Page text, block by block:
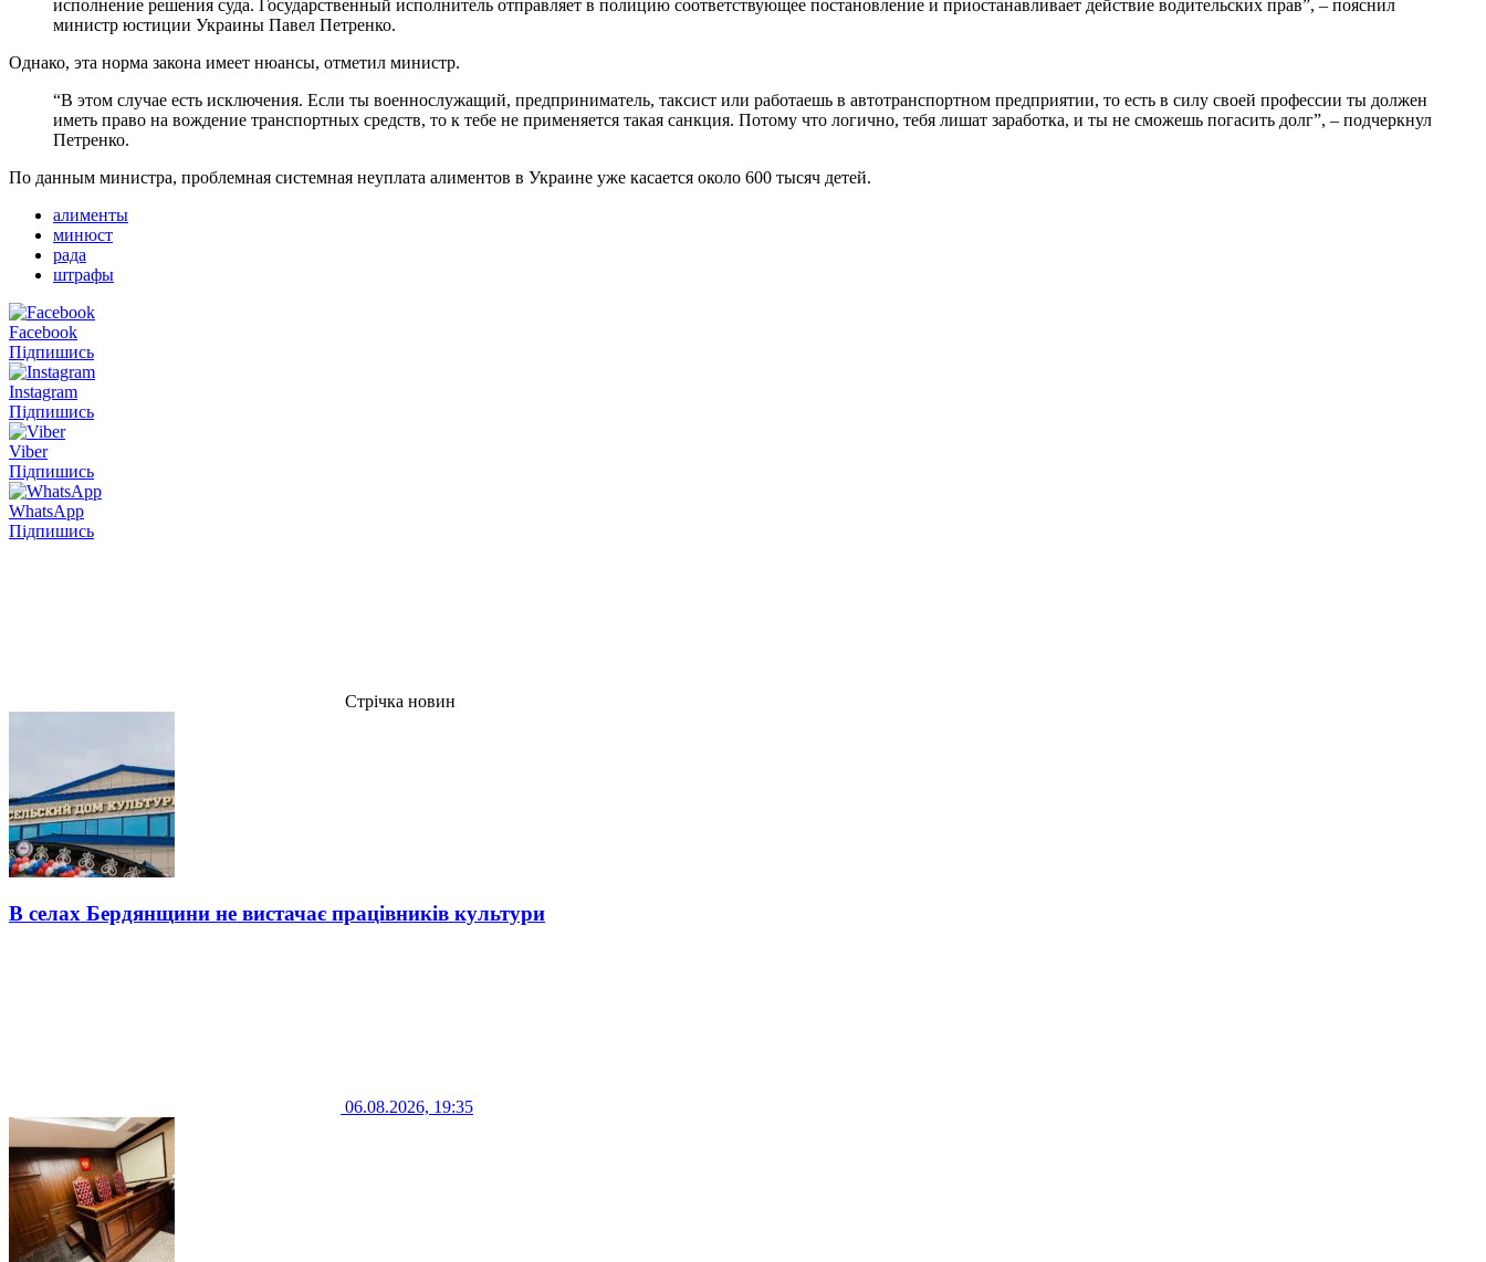
исполнение решения суда. Государственный исполнитель отправляет в полицию соответствующее постановление и приостанавливает действие водительских прав”, – пояснил
министр юстиции Украины Павел Петренко.
Однако, эта норма закона имеет нюансы, отметил министр.
“В этом случае есть исключения. Если ты военнослужащий, предприниматель, таксист или работаешь в автотранспортном предприятии, то есть в силу своей профессии ты должен
иметь право на вождение транспортных средств, то к тебе не применяется такая санкция. Потому что логично, тебя лишат заработка, и ты не сможешь погасить долг”, – подчеркнул
Петренко.
По данным министра, проблемная системная неуплата алиментов в Украине уже касается около 600 тысяч детей.
алименты
минюст
рада
штрафы
Facebook
Підпишись
Instagram
Підпишись
Viber
Підпишись
WhatsApp
Підпишись
Стрічка новин
В селах Бердянщини не вистачає працівників культури
06.08.2026, 19:35